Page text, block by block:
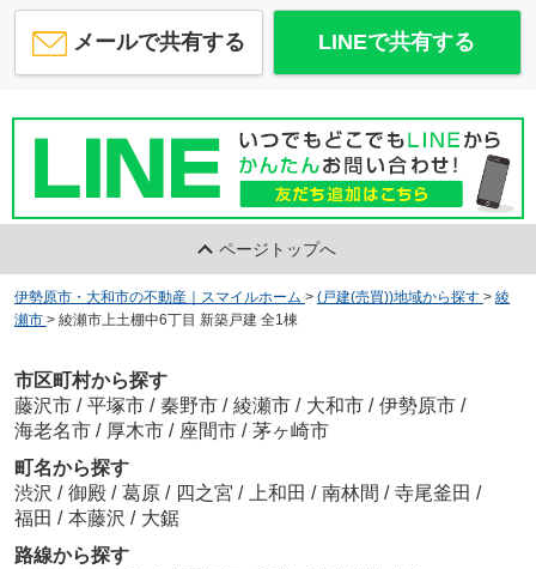
メールで共有する LINEで共有する
ページトップへ
伊勢原市・大和市の不動産｜スマイルホーム > (戸建(売買))地域から探す > 綾
瀬市 > 綾瀬市上土棚中6丁目 新築戸建 全1棟
市区町村から探す
藤沢市 / 平塚市 / 秦野市 / 綾瀬市 / 大和市 / 伊勢原市 /
海老名市 / 厚木市 / 座間市 / 茅ヶ崎市
町名から探す
渋沢 / 御殿 / 葛原 / 四之宮 / 上和田 / 南林間 / 寺尾釜田 /
福田 / 本藤沢 / 大鋸
路線から探す